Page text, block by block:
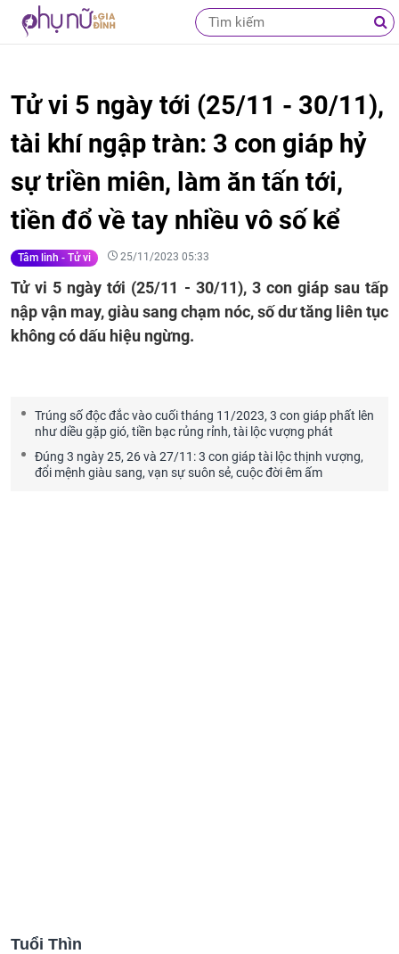
Tử vi 5 ngày tới (25/11 - 30/11),
tài khí ngập tràn: 3 con giáp hỷ
sự triền miên, làm ăn tấn tới,
tiền đổ về tay nhiều vô số kể
Tâm linh - Tử vi 25/11/2023 05:33
Tử vi 5 ngày tới (25/11 - 30/11), 3 con giáp sau tấp
nập vận may, giàu sang chạm nóc, số dư tăng liên tục
không có dấu hiệu ngừng.
Trúng số độc đắc vào cuối tháng 11/2023, 3 con giáp phất lên
như diều gặp gió, tiền bạc rủng rỉnh, tài lộc vượng phát
Đúng 3 ngày 25, 26 và 27/11: 3 con giáp tài lộc thịnh vượng,
đổi mệnh giàu sang, vạn sự suôn sẻ, cuộc đời êm ấm
Tuổi Thìn